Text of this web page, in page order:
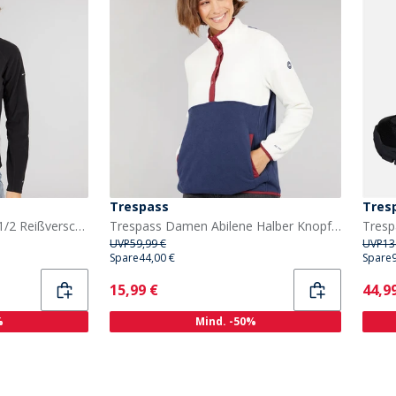
Trespass Damen Shiner 1/2 Reißverschluss Mikro Fleece Schwarz
Trespass
Trespass Damen Abilene Halber Knopf Fleece Ghost
UVP59,99 €
Spare44,00 €
Current
15,99 €
Mind. -50%
UVP
Spare